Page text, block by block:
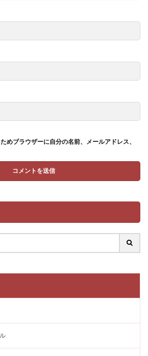
めブラウザーに自分の名前、メールアドレス、